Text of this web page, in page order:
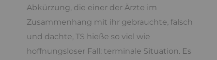
Abkürzung, die einer der Ärzte im
Zusammenhang mit ihr gebrauchte, falsch
und dachte, TS hieße so viel wie
hoffnungsloser Fall: terminale Situation. Es